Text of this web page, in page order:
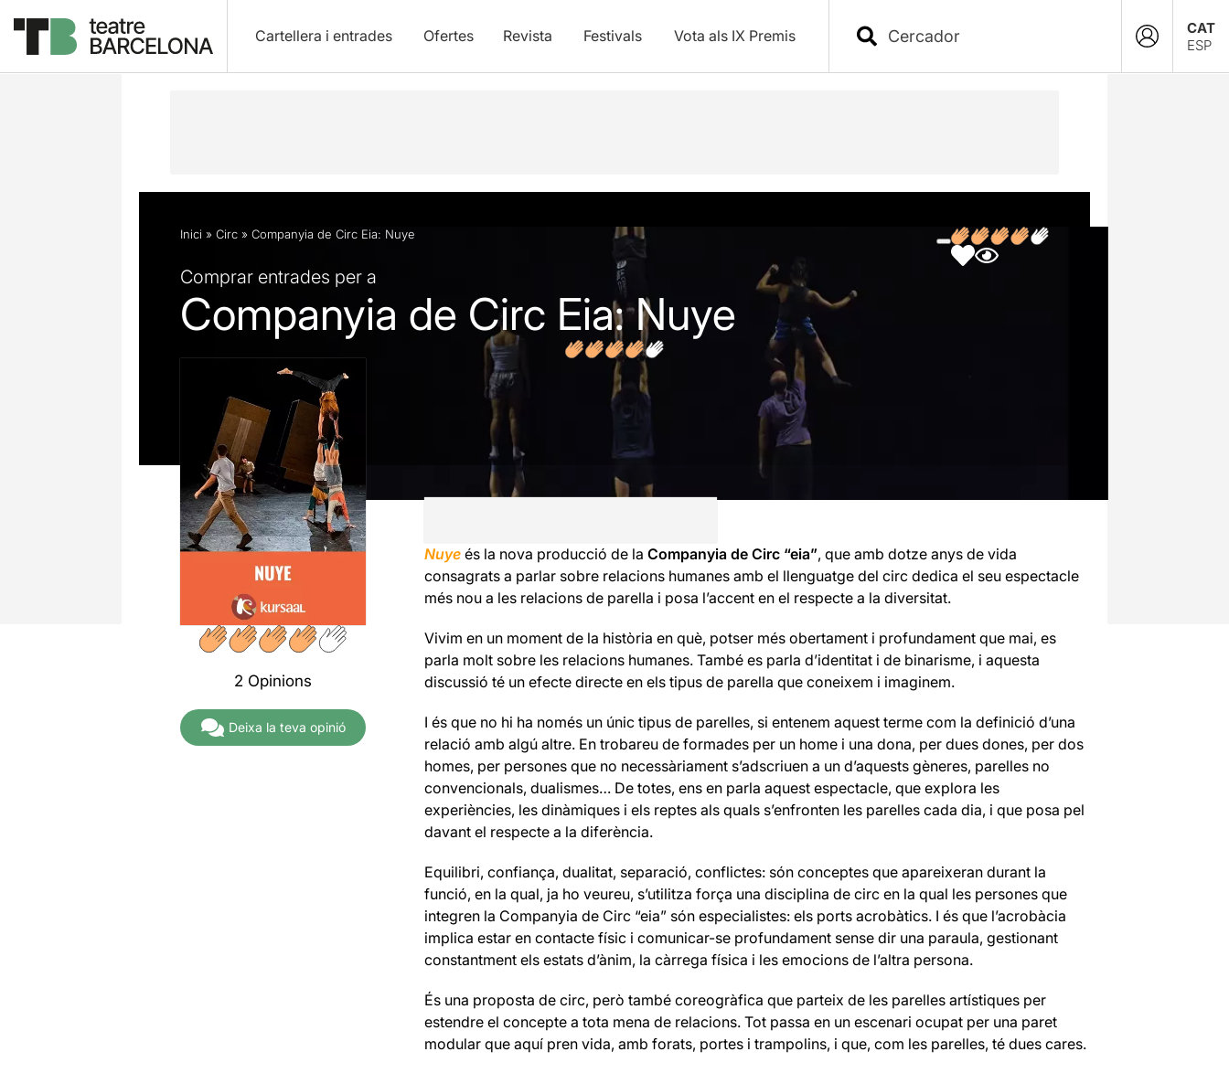
Cartellera i entrades Ofertes Revista Festivals Vota als IX Premis
CAT
ESP
Descripció Fitxa artística Fotos i vídeos Opinions Articles
Inici » Circ » Companyia de Circ Eia: Nuye
Comprar entrades per a
Companyia de Circ Eia: Nuye
2 Opinions
Deixa la teva opinió
Nuye és la nova producció de la Companyia de Circ “eia”, que amb dotze anys de vida
consagrats a parlar sobre relacions humanes amb el llenguatge del circ dedica el seu espectacle
més nou a les relacions de parella i posa l’accent en el respecte a la diversitat.
Vivim en un moment de la història en què, potser més obertament i profundament que mai, es
parla molt sobre les relacions humanes. També es parla d’identitat i de binarisme, i aquesta
discussió té un efecte directe en els tipus de parella que coneixem i imaginem.
I és que no hi ha només un únic tipus de parelles, si entenem aquest terme com la definició d’una
relació amb algú altre. En trobareu de formades per un home i una dona, per dues dones, per dos
homes, per persones que no necessàriament s’adscriuen a un d’aquests gèneres, parelles no
convencionals, dualismes… De totes, ens en parla aquest espectacle, que explora les
experiències, les dinàmiques i els reptes als quals s’enfronten les parelles cada dia, i que posa pel
davant el respecte a la diferència.
Equilibri, confiança, dualitat, separació, conflictes: són conceptes que apareixeran durant la
funció, en la qual, ja ho veureu, s’utilitza força una disciplina de circ en la qual les persones que
integren la Companyia de Circ “eia” són especialistes: els ports acrobàtics. I és que l’acrobàcia
implica estar en contacte físic i comunicar-se profundament sense dir una paraula, gestionant
constantment els estats d’ànim, la càrrega física i les emocions de l’altra persona.
És una proposta de circ, però també coreogràfica que parteix de les parelles artístiques per
estendre el concepte a tota mena de relacions. Tot passa en un escenari ocupat per una paret
modular que aquí pren vida, amb forats, portes i trampolins, i que, com les parelles, té dues cares.